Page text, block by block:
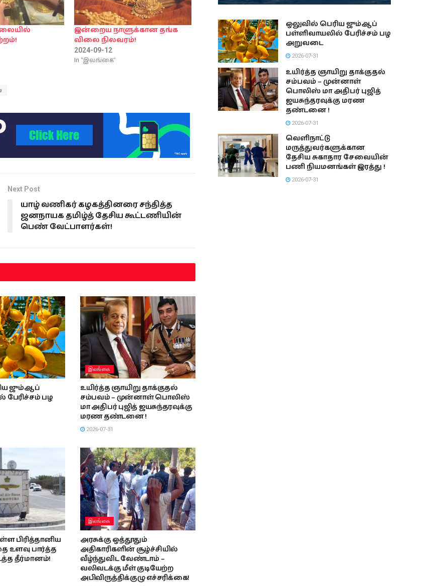
இன்றைய நாளுக்கான தங்க
விலை நிலவரம்!
2024-09-12
In "இலங்கை"
Next Post
யாழ் வணிகர் கழகத்தினரை சந்தித்த
ஜனநாயக தமிழ்த் தேசிய கூட்டணியின்
பெண் வேட்பாளர்கள்!
ஜும்ஆப்
பேரிச்சம் பழ
இலங்கை
உயிர்த்த ஞாயிறு தாக்குதல்
சம்பவம் – முன்னாள் பொலிஸ்
மா அதிபர் புஜித் ஜயசுந்தரவுக்கு
மரண தண்டனை !
2026-07-31
பிரித்தானிய
உளவு பார்த்த
தீர்மானம்!
இலங்கை
அரசுக்கு ஒத்தூதும்
அதிகாரிகளின் சூழ்ச்சியில்
வீழ்ந்துவிட வேண்டாம் –
வலிவடக்கு மீள் குடியேற்ற
அபிவிருத்திக்குழு எச்சரிக்கை!
ஒலுவில் பெரிய ஜும்ஆப்
பள்ளிவாயலில் பேரிச்சம் பழ
அறுவடை
2026-07-31
உயிர்த்த ஞாயிறு தாக்குதல்
சம்பவம் – முன்னாள்
பொலிஸ் மா அதிபர் புஜித்
ஜயசுந்தரவுக்கு மரண
தண்டனை !
2026-07-31
வெளிநாட்டு
மருத்துவர்களுக்கான
தேசிய சுகாதார சேவையின்
பணி நியமனங்கள் இரத்து !
2026-07-31